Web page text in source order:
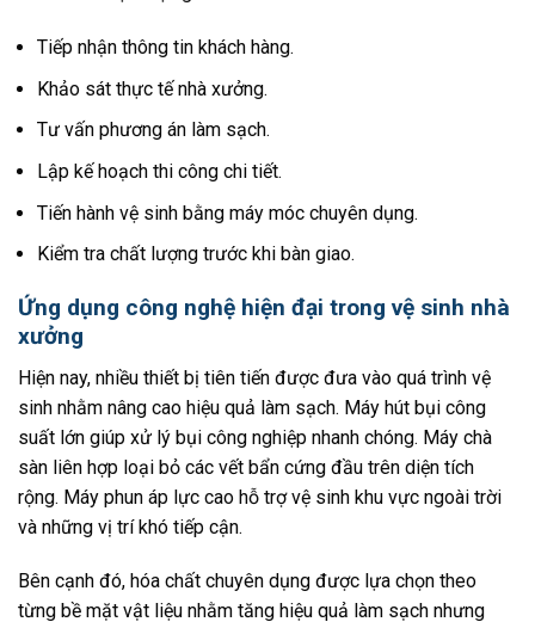
Tiếp nhận thông tin khách hàng.
Khảo sát thực tế nhà xưởng.
Tư vấn phương án làm sạch.
Lập kế hoạch thi công chi tiết.
Tiến hành vệ sinh bằng máy móc chuyên dụng.
Kiểm tra chất lượng trước khi bàn giao.
Ứng dụng công nghệ hiện đại trong vệ sinh nhà
xưởng
Hiện nay, nhiều thiết bị tiên tiến được đưa vào quá trình vệ
sinh nhằm nâng cao hiệu quả làm sạch. Máy hút bụi công
suất lớn giúp xử lý bụi công nghiệp nhanh chóng. Máy chà
sàn liên hợp loại bỏ các vết bẩn cứng đầu trên diện tích
rộng. Máy phun áp lực cao hỗ trợ vệ sinh khu vực ngoài trời
và những vị trí khó tiếp cận.
Bên cạnh đó, hóa chất chuyên dụng được lựa chọn theo
từng bề mặt vật liệu nhằm tăng hiệu quả làm sạch nhưng